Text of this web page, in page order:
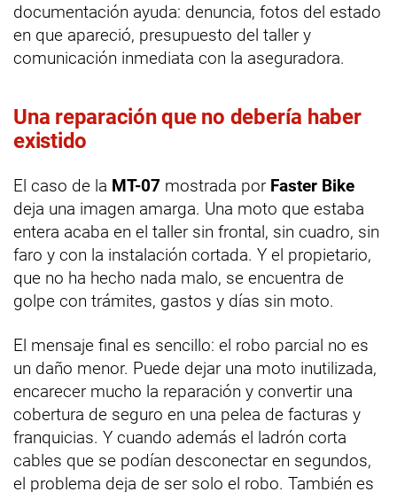
documentación ayuda: denuncia, fotos del estado
en que apareció, presupuesto del taller y
comunicación inmediata con la aseguradora.
Una reparación que no debería haber
existido
El caso de la MT-07 mostrada por Faster Bike
deja una imagen amarga. Una moto que estaba
entera acaba en el taller sin frontal, sin cuadro, sin
faro y con la instalación cortada. Y el propietario,
que no ha hecho nada malo, se encuentra de
golpe con trámites, gastos y días sin moto.
El mensaje final es sencillo: el robo parcial no es
un daño menor. Puede dejar una moto inutilizada,
encarecer mucho la reparación y convertir una
cobertura de seguro en una pelea de facturas y
franquicias. Y cuando además el ladrón corta
cables que se podían desconectar en segundos,
el problema deja de ser solo el robo. También es